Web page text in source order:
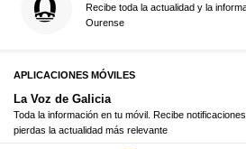
Recibe toda la actualidad y la
Ourense
APLICACIONES MÓVILES
La Voz de Galicia
Toda la información en tu móvil. Recibe
pierdas la actualidad más relevante